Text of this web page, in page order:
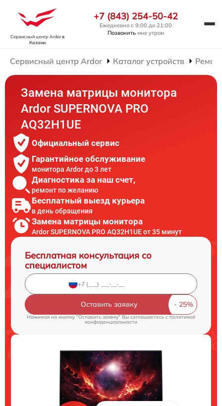
Сервисный центр Ardorв
Казани
+7 (843) 254-50-42
Ежедневно с 9:00 до 21:00
Позвонить мне утром
Сервисный центр Ardor Каталог устройств
Замена матрицы монитора
Ardor SUPERNOVA PRO
AQ32H1UE
Официальный сервис
Гарантийное обслуживание
монитора Ardor до 3 лет
Диагностика за наш счет,
ремонт по желанию
Бесплатный выезд курьера
в день обращения
Замена матрицы монитора
Ardor SUPERNOVA PRO AQ32H1UE от 35 минут
Бесплатная консультация со
специалистом
Оставить заявку
Нажимая на кнопку "Оставить заявку" Вы соглашаетесь cполитикой
конфиденциальности